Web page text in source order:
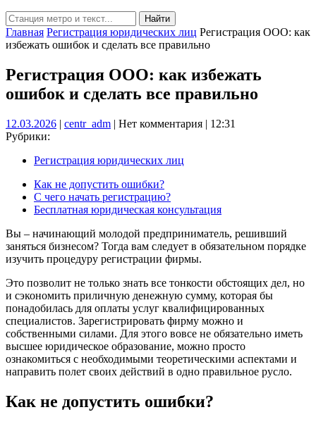
Кнопка
Закрыть
Найти:
Главная Регистрация юридических лиц Регистрация ООО: как
избежать ошибок и сделать все правильно
Регистрация ООО: как избежать
ошибок и сделать все правильно
12.03.202612.03.2026
| centr_admcentr_adm
| Нет комментария | 12:31
Рубрики:
Регистрация юридических лиц
Как не допустить ошибки?
С чего начать регистрацию?
Бесплатная юридическая консультация
Вы – начинающий молодой предприниматель, решивший
заняться бизнесом? Тогда вам следует в обязательном порядке
изучить процедуру регистрации фирмы.
Это позволит не только знать все тонкости обстоящих дел, но
и сэкономить приличную денежную сумму, которая бы
понадобилась для оплаты услуг квалифицированных
специалистов. Зарегистрировать фирму можно и
собственными силами. Для этого вовсе не обязательно иметь
высшее юридическое образование, можно просто
ознакомиться с необходимыми теоретическими аспектами и
направить полет своих действий в одно правильное русло.
Как не допустить ошибки?